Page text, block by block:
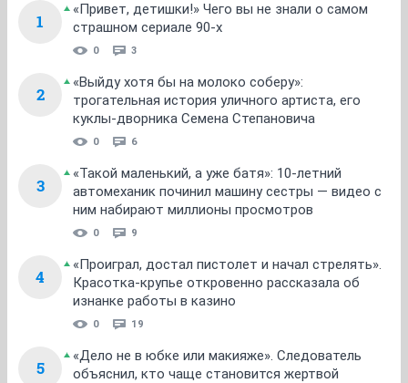
1
«Привет, детишки!» Чего вы не знали о самом
страшном сериале 90-х
0 3
2
«Выйду хотя бы на молоко соберу»:
трогательная история уличного артиста, его
куклы-дворника Семена Степановича
0 6
3
«Такой маленький, а уже батя»: 10-летний
автомеханик починил машину сестры — видео с
ним набирают миллионы просмотров
0 9
4
«Проиграл, достал пистолет и начал стрелять».
Красотка-крупье откровенно рассказала об
изнанке работы в казино
0 19
5
«Дело не в юбке или макияже». Следователь
объяснил, кто чаще становится жертвой